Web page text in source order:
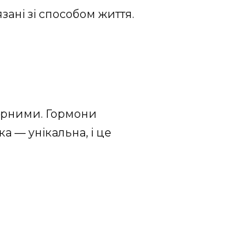
зі способом життя.
Гормони
— унікальна, і це